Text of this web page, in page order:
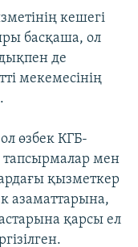
кешегі
басқаша, ол
де
мекемесінің
өзбек КГБ-
тапсырмалар мен
қызметкер
азаматтарына,
қарсы ел